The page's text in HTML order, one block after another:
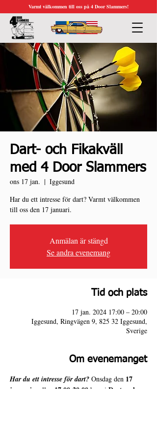
Varmt välkommen till oss på 4 Door Slammers!
Dart- och Fikakväll
med 4 Door Slammers
ons 17 jan.
  |
Iggesund
Har du ett intresse för dart? Varmt välkommen
till oss den 17 januari.
Anmälan är stängd
Se andra evenemang
Tid och plats
17 jan. 2024 17:00 – 20:00
Iggesund, Ringvägen 9, 825 32 Iggesund,
Sverige
Om evenemanget
Har du ett intresse för dart? Onsdag den 17
januari mellan 17.00-20.00 har vi Dart- och